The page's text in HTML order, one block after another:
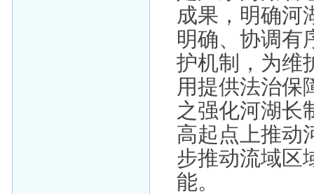
成果，明确河
明确、协调有
护机制，为维
用提供法治保
之强化河湖长
高起点上推动
步推动流域区
能。